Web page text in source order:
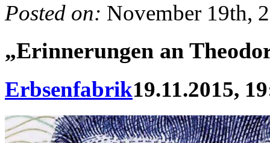
Posted on: November 19th,
„Erinnerungen an
Erbsenfabrik19.11.2015,